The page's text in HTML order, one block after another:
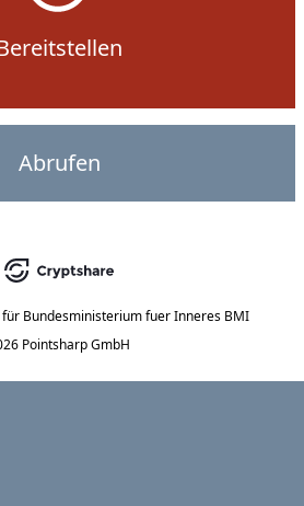
Abrufen
für Bundesministerium fuer Inneres BMI
Pointsharp GmbH